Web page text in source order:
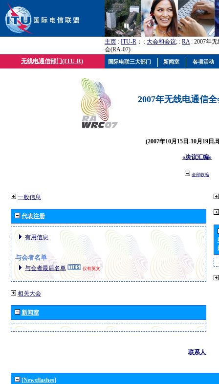
主页 : ITU-R ； : 大会和会议; : RA: 2007年
会(RA-07)
无线电通信部门(ITU-R)
2007年无线电通信
(2007年10月15日-10月19日,
«决议汇编»
全部收缩
一般信息
代表注册
有用信息
与会者名单
与会者最后名单 仅有英文
相关大会
新闻室
联系人
[Newsflashes]
国际电联三大部门 新闻室 各项活动